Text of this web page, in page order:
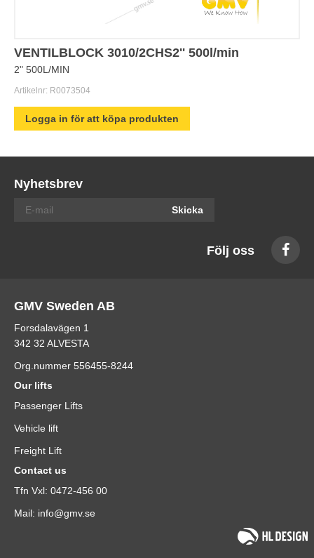
VENTILBLOCK 3010/2CHS2'' 500l/min
2" 500L/MIN
Artikelnr: R0073504
Logga in för att köpa produkten
Nyhetsbrev
Skicka
Följ oss
GMV Sweden AB
Forsdalavägen 1
342 32 ALVESTA
Org.nummer 556455-8244
Our lifts
Passenger Lifts
Vehicle lift
Freight Lift
Contact us
Tfn Vxl: 0472-456 00
Mail: info@gmv.se